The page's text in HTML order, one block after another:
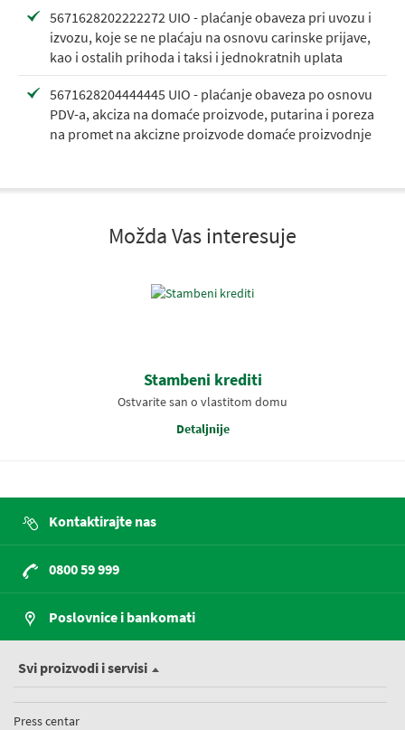
5671628202222272 UIO - plaćanje obaveza pri uvozu i
izvozu, koje se ne plaćaju na osnovu carinske prijave,
kao i ostalih prihoda i taksi i jednokratnih uplata
5671628204444445 UIO - plaćanje obaveza po osnovu
PDV-a, akciza na domaće proizvode, putarina i poreza
na promet na akcizne proizvode domaće proizvodnje
Možda Vas interesuje
Stambeni krediti
Ostvarite san o vlastitom domu
Detaljnije
Kontaktirajte nas
0800 59 999
Poslovnice i bankomati
Svi proizvodi i servisi
Press centar